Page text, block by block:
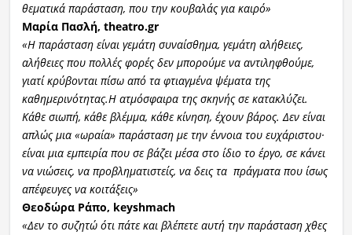
θεματικά παράσταση, που την κουβαλάς για καιρό»
Μαρία Πασλή, theatro.gr
«Η παράσταση είναι γεμάτη συναίσθημα, γεμάτη αλήθειες,
αλήθειες που πολλές φορές δεν μπορούμε να αντιληφθούμε,
γιατί κρύβονται πίσω από τα φτιαγμένα ψέματα της
καθημερινότητας.Η ατμόσφαιρα της σκηνής σε κατακλύζει.
Κάθε σιωπή, κάθε βλέμμα, κάθε κίνηση, έχουν βάρος. Δεν είναι
απλώς μια «ωραία» παράσταση με την έννοια του ευχάριστου·
είναι μια εμπειρία που σε βάζει μέσα στο ίδιο το έργο, σε κάνει
να νιώσεις, να προβληματιστείς, να δεις τα πράγματα που ίσως
απέφευγες να κοιτάξεις»
Θεοδώρα Ράπο, keyshmach
«Δεν το συζητώ ότι πάτε και βλέπετε αυτή την παράσταση χθες